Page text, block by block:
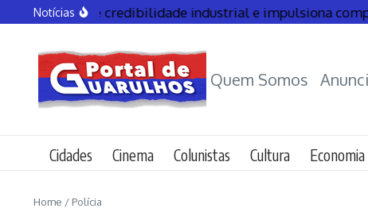
Notícias
fortalece credibilidade industrial e impulsiona
Quem Somos
Cidades Cinema Colunistas Cultura Economia
Home / Polícia